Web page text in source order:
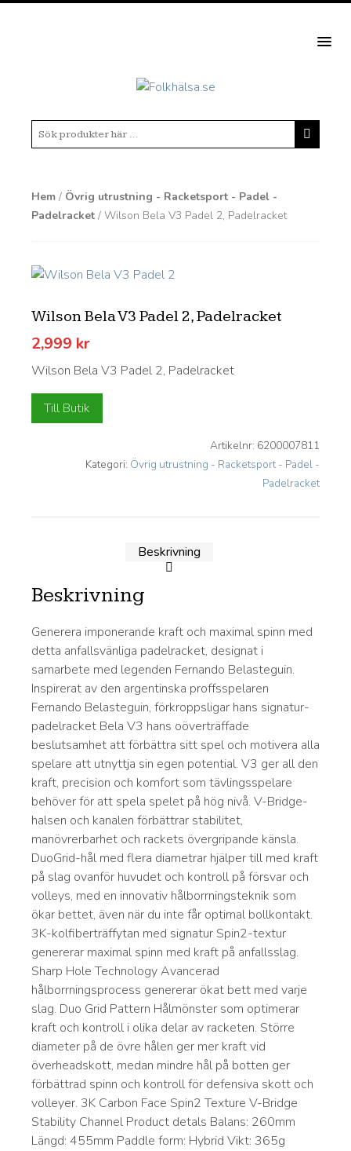
Hem / Övrig utrustning - Racketsport - Padel -
Padelracket / Wilson Bela V3 Padel 2, Padelracket
Wilson Bela V3 Padel 2, Padelracket
2,999 kr
Wilson Bela V3 Padel 2, Padelracket
Till Butik
Artikelnr: 6200007811
Kategori: Övrig utrustning - Racketsport - Padel -
Padelracket
Beskrivning
Beskrivning
Generera imponerande kraft och maximal spinn med
detta anfallsvänliga padelracket, designat i
samarbete med legenden Fernando Belasteguin.
Inspirerat av den argentinska proffsspelaren
Fernando Belasteguin, förkroppsligar hans signatur-
padelracket Bela V3 hans oöverträffade
beslutsamhet att förbättra sitt spel och motivera alla
spelare att utnyttja sin egen potential. V3 ger all den
kraft, precision och komfort som tävlingsspelare
behöver för att spela spelet på hög nivå. V-Bridge-
halsen och kanalen förbättrar stabilitet,
manövrerbarhet och rackets övergripande känsla.
DuoGrid-hål med flera diametrar hjälper till med kraft
på slag ovanför huvudet och kontroll på försvar och
volleys, med en innovativ hålborrningsteknik som
ökar bettet, även när du inte får optimal bollkontakt.
3K-kolfiberträffytan med signatur Spin2-textur
genererar maximal spinn med kraft på anfallsslag.
Sharp Hole Technology Avancerad
hålborrningsprocess genererar ökat bett med varje
slag. Duo Grid Pattern Hålmönster som optimerar
kraft och kontroll i olika delar av racketen. Större
diameter på de övre hålen ger mer kraft vid
överheadskott, medan mindre hål på botten ger
förbättrad spinn och kontroll för defensiva skott och
volleyer. 3K Carbon Face Spin2 Texture V-Bridge
Stability Channel Product detals Balans: 260mm
Längd: 455mm Paddle form: Hybrid Vikt: 365g